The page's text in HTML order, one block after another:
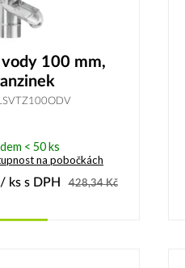
100 mm,
< 50 ks
na pobočkách
ks s DPH 428,34Kč